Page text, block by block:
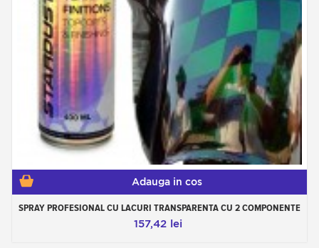
Adauga in cos
SPRAY PROFESIONAL CU LACURI TRANSPARENTA CU 2 COMPONENTE
157,42 lei